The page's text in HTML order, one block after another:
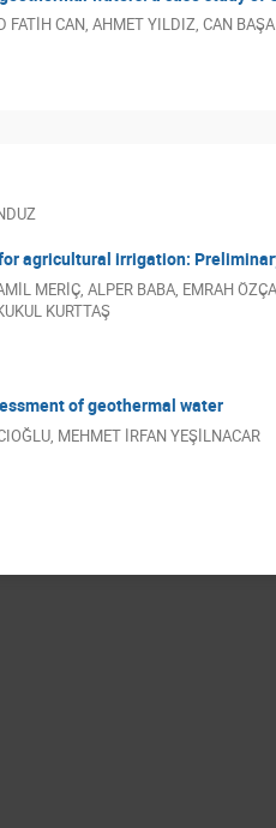
FATİH CAN,AHMET YILDIZ,CAN
agricultural irrigation:
MERİÇ,ALPER BABA, EMRAH
KURTTAŞ
of geothermal water
, MEHMET İRFAN YEŞİLNACAR